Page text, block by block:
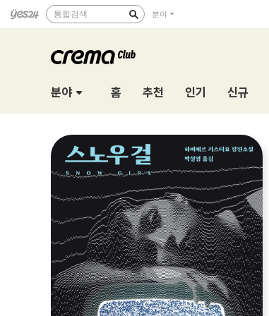
통합검색 분야
분야 홈 추천 인기 신규